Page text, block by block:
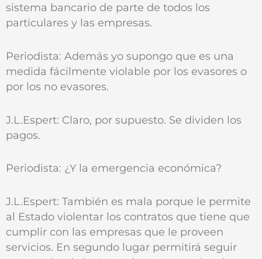
sistema bancario de parte de todos los
particulares y las empresas.
Periodista: Además yo supongo que es una
medida fácilmente violable por los evasores o
por los no evasores.
J.L.Espert: Claro, por supuesto. Se dividen los
pagos.
Periodista: ¿Y la emergencia económica?
J.L.Espert: También es mala porque le permite
al Estado violentar los contratos que tiene que
cumplir con las empresas que le proveen
servicios. En segundo lugar permitirá seguir